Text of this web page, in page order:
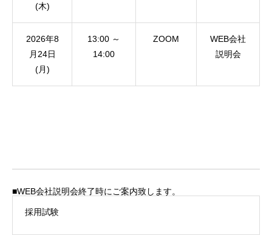
(木)
2026年8
月24日
(月)
13:00 ～
14:00
ZOOM
WEB会社
説明会
■WEB会社説明会終了時にご案内致します。
採用試験